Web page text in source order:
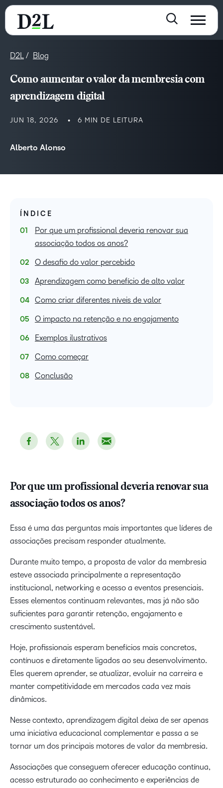
D2L Blog
Como aumentar o valor da membresia com
aprendizagem digital
JUN 18, 2026 6 MIN DE LEITURA
Alberto Alonso
Por que um profissional deveria renovar sua
associação todos os anos?
Essa é uma das perguntas mais importantes que líderes de
associações precisam responder atualmente.
Durante muito tempo, a proposta de valor da membresia
esteve associada principalmente a representação
institucional, networking e acesso a eventos presenciais.
Esses elementos continuam relevantes, mas já não são
suficientes para garantir retenção, engajamento e
crescimento sustentável.
Hoje, profissionais esperam benefícios mais concretos,
contínuos e diretamente ligados ao seu desenvolvimento.
Eles querem aprender, se atualizar, evoluir na carreira e
manter competitividade em mercados cada vez mais
dinâmicos.
Nesse contexto, aprendizagem digital deixa de ser apenas
uma iniciativa educacional complementar e passa a se
tornar um dos principais motores de valor da membresia.
Associações que conseguem oferecer educação contínua,
acesso estruturado ao conhecimento e experiências de
ÍNDICE
Por que um profissional deveria renovar sua
associação todos os anos?
O desafio do valor percebido
Aprendizagem como benefício de alto valor
Como criar diferentes níveis de valor
O impacto na retenção e no engajamento
Exemplos ilustrativos
Como começar
Conclusão